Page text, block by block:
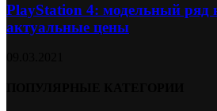
PlayStation 4: модельный ряд
актуальные цены